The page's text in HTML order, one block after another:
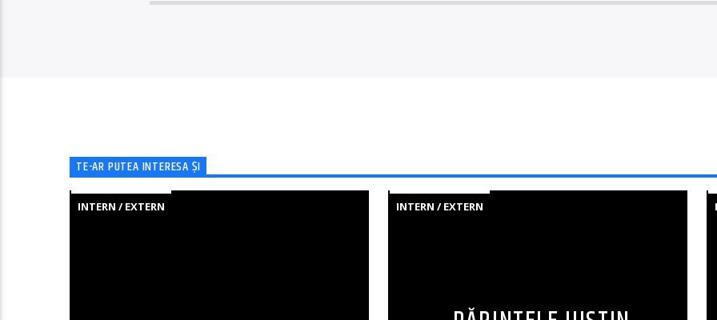
TE-AR PUTEA INTERESA ȘI
INTERN / EXTERN INTERN / EXTERN